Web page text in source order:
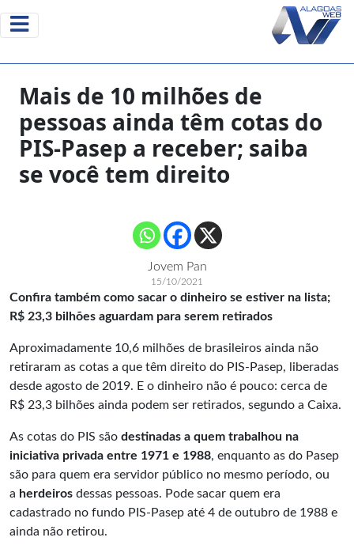
Mais de 10 milhões de
pessoas ainda têm cotas do
PIS-Pasep a receber; saiba
se você tem direito
Jovem Pan
15/10/2021
Confira também como sacar o dinheiro se estiver na lista;
R$ 23,3 bilhões aguardam para serem retirados
Aproximadamente 10,6 milhões de brasileiros ainda não
retiraram as cotas a que têm direito do PIS-Pasep, liberadas
desde agosto de 2019. E o dinheiro não é pouco: cerca de
R$ 23,3 bilhões ainda podem ser retirados, segundo a Caixa.
As cotas do PIS são destinadas a quem trabalhou na
iniciativa privada entre 1971 e 1988, enquanto as do Pasep
são para quem era servidor público no mesmo período, ou
a herdeiros dessas pessoas. Pode sacar quem era
cadastrado no fundo PIS-Pasep até 4 de outubro de 1988 e
ainda não retirou.